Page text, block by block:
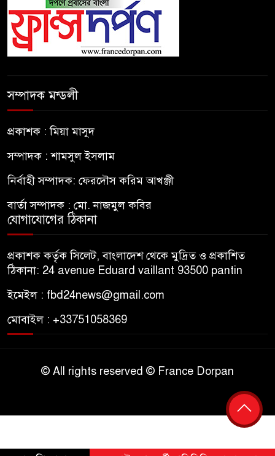
সম্পাদক মন্ডলী
প্রকাশক : মিয়া মাসুদ
সম্পাদক : শামসুল ইসলাম
নির্বাহী সম্পাদক: ফেরদৌস করিম আখঞ্জী
বার্তা সম্পাদক : মো. নাজমুল কবির
যোগাযোগের ঠিকানা
প্রকাশক কর্তৃক সিলেট, বাংলাদেশ থেকে মুদ্রিত ও প্রকাশিত
ঠিকানা: 24 avenue Eduard vaillant 93500 pantin
ইমেইল : fbd24news@gmail.com
মোবাইল : +33751058369
© All rights reserved © France Dorpan